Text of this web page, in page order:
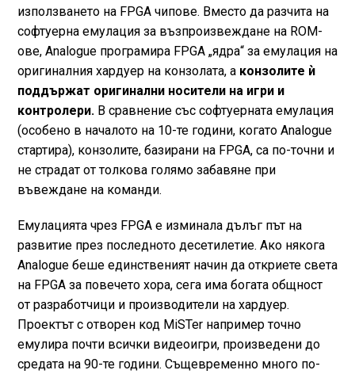
използването на FPGA чипове. Вместо да разчита на
софтуерна емулация за възпроизвеждане на ROM-
ове, Analogue програмира FPGA „ядра“ за емулация на
оригиналния хардуер на конзолата, а конзолите ѝ
поддържат оригинални носители на игри и
контролери. В сравнение със софтуерната емулация
(особено в началото на 10-те години, когато Analogue
стартира), конзолите, базирани на FPGA, са по-точни и
не страдат от толкова голямо забавяне при
въвеждане на команди.
Емулацията чрез FPGA е изминала дълъг път на
развитие през последното десетилетие. Ако някога
Analogue беше единственият начин да откриете света
на FPGA за повечето хора, сега има богата общност
от разработчици и производители на хардуер.
Проектът с отворен код MiSTer например точно
емулира почти всички видеоигри, произведени до
средата на 90-те години. Същевременно много по-